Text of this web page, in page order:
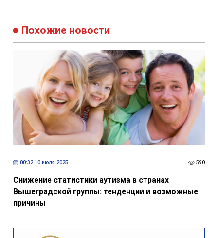
Похожие новости
00:32 10 июля 2025 590
Снижение статистики аутизма в странах
Вышеградской группы: тенденции и возможные
причины